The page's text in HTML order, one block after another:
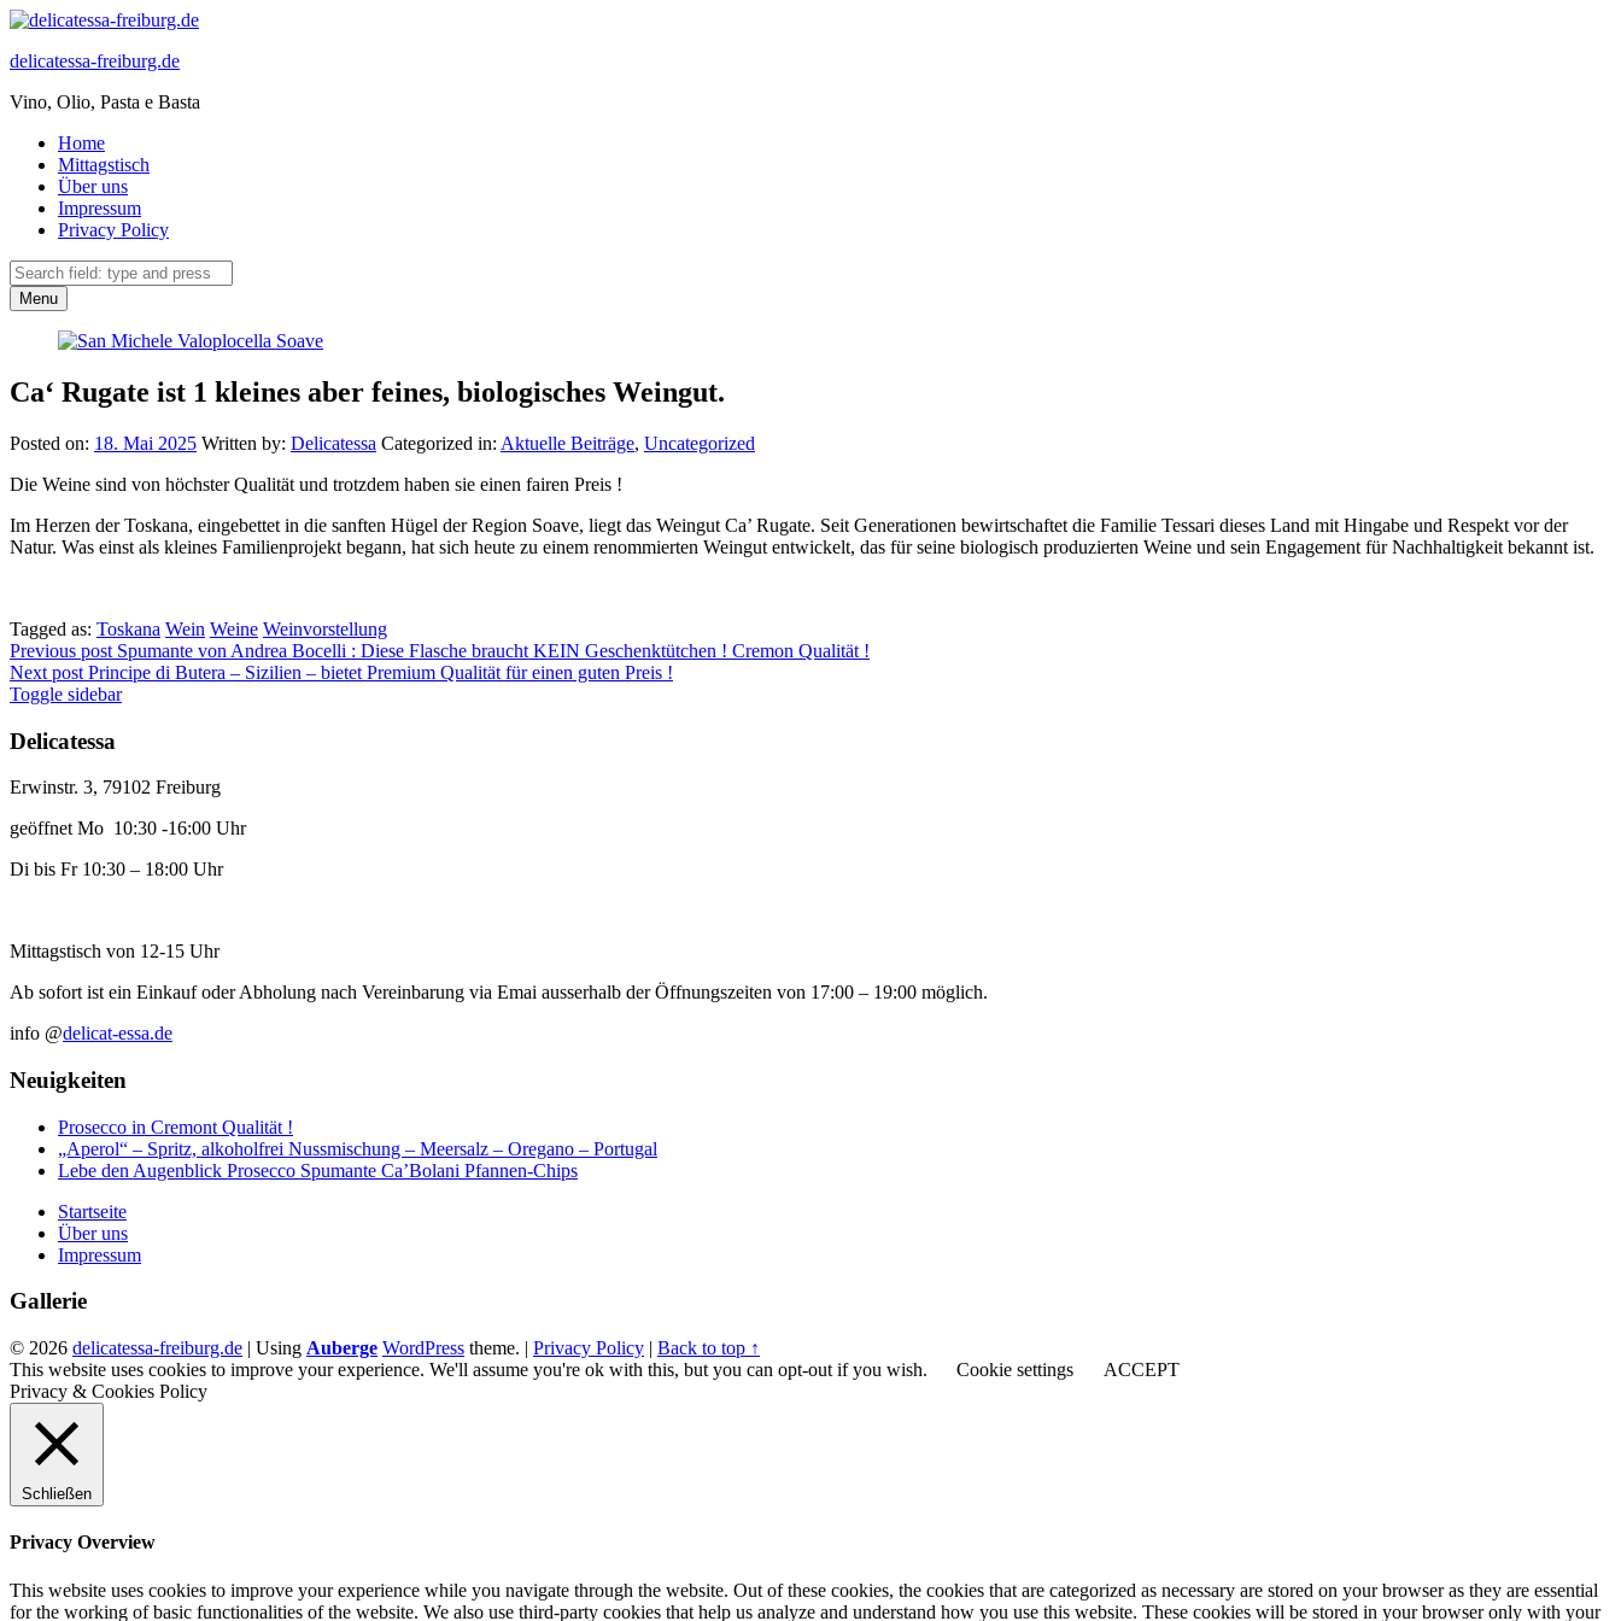
delicatessa-freiburg.de
Vino, Olio, Pasta e Basta
Primary
Menu
Home
Mittagstisch
Über uns
Impressum
Privacy Policy
Search
Search
Menu
Ca‘ Rugate ist 1 kleines aber feines, biologisches Weingut.
Posted on: 18. Mai 2025 Written by: Delicatessa Categorized in: Aktuelle Beiträge, Uncategorized
Die Weine sind von höchster Qualität und trotzdem haben sie einen fairen Preis !
Im Herzen der Toskana, eingebettet in die sanften Hügel der Region Soave, liegt das Weingut Ca’ Rugate. Seit Generationen bewirtschaftet die Familie Tessari dieses Land mit Hingabe und Respekt vor der
Natur. Was einst als kleines Familienprojekt begann, hat sich heute zu einem renommierten Weingut entwickelt, das für seine biologisch produzierten Weine und sein Engagement für Nachhaltigkeit bekannt ist.
Tagged as: Toskana Wein Weine Weinvorstellung
Beitragsnavigation
Previous post Spumante von Andrea Bocelli : Diese Flasche braucht KEIN Geschenktütchen ! Cremon Qualität !
Next post Principe di Butera – Sizilien – bietet Premium Qualität für einen guten Preis !
Sidebar
Toggle sidebar
Delicatessa
Erwinstr. 3, 79102 Freiburg
geöffnet Mo 10:30 -16:00 Uhr
Di bis Fr 10:30 – 18:00 Uhr
Mittagstisch von 12-15 Uhr
Ab sofort ist ein Einkauf oder Abholung nach Vereinbarung via Emai ausserhalb der Öffnungszeiten von 17:00 – 19:00 möglich.
info @delicat-essa.de
Neuigkeiten
Prosecco in Cremont Qualität !
„Aperol“ – Spritz, alkoholfrei Nussmischung – Meersalz – Oregano – Portugal
Lebe den Augenblick Prosecco Spumante Ca’Bolani Pfannen-Chips
Startseite
Über uns
Impressum
Footer
sidebar
Gallerie
© 2026 delicatessa-freiburg.de | Using Auberge WordPress theme. | Privacy Policy | Back to top ↑
This website uses cookies to improve your experience. We'll assume you're ok with this, but you can opt-out if you wish.
Cookie settings
ACCEPT
Privacy & Cookies Policy
Schließen
Privacy Overview
This website uses cookies to improve your experience while you navigate through the website. Out of these cookies, the cookies that are categorized as necessary are stored on your browser as they are essential
for the working of basic functionalities of the website. We also use third-party cookies that help us analyze and understand how you use this website. These cookies will be stored in your browser only with your